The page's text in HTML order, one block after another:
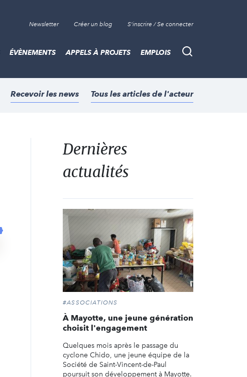
Newsletter Créer un blog S'inscrire / Se connecter
Recherche
ÉVÈNEMENTS APPELS À PROJETS EMPLOIS
Recevoir les news Tous les articles de l'acteur
Dernières
actualités
#ASSOCIATIONS
À Mayotte, une jeune génération
choisit l'engagement
Quelques mois après le passage du
cyclone Chido, une jeune équipe de la
Société de Saint-Vincent-de-Paul
poursuit son développement à Mayotte.